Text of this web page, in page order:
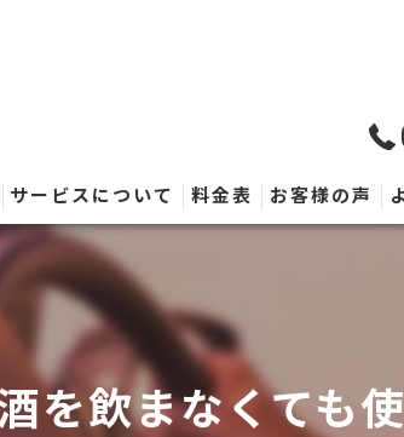
サービスについて 料金表 お客様の声
を飲まなくても